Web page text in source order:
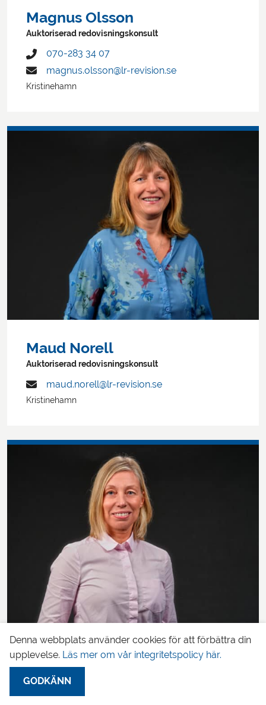
Magnus Olsson
Auktoriserad redovisningskonsult
070-283 34 07
magnus.olsson@lr-revision.se
Kristinehamn
Maud Norell
Auktoriserad redovisningskonsult
maud.norell@lr-revision.se
Kristinehamn
Pernilla Karlsson
Auktoriserad redovisningskonsult
0730-63 82 82
Denna webbplats använder cookies för att förbättra din
upplevelse.
Läs mer om vår integritetspolicy här.
GODKÄNN